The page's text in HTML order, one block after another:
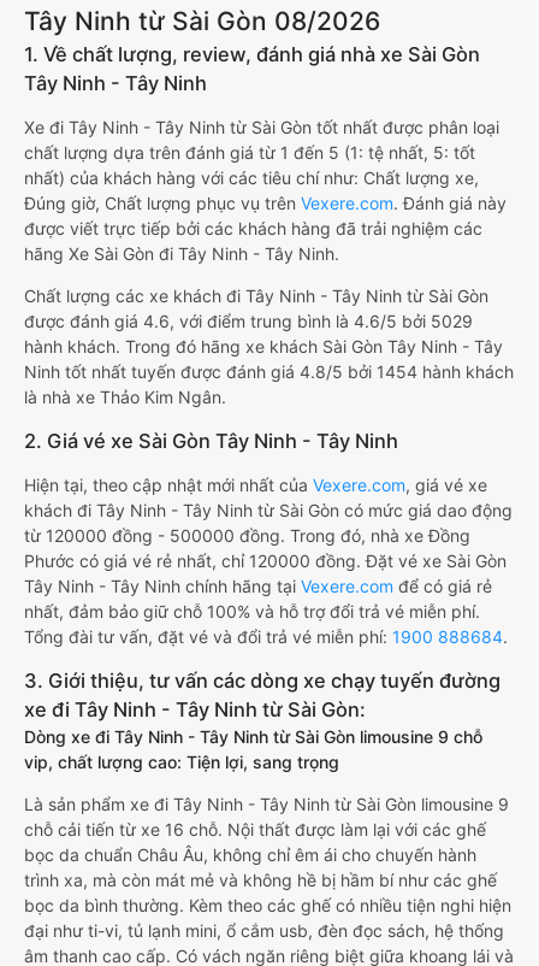
Tây Ninh từ Sài Gòn 08/2026
1. Về chất lượng, review, đánh giá nhà xe Sài Gòn
Tây Ninh - Tây Ninh
Xe đi Tây Ninh - Tây Ninh từ Sài Gòn tốt nhất được phân loại
chất lượng dựa trên đánh giá từ 1 đến 5 (1: tệ nhất, 5: tốt
nhất) của khách hàng với các tiêu chí như: Chất lượng xe,
Đúng giờ, Chất lượng phục vụ trên Vexere.com. Đánh giá này
được viết trực tiếp bởi các khách hàng đã trải nghiệm các
hãng Xe Sài Gòn đi Tây Ninh - Tây Ninh.
Chất lượng các xe khách đi Tây Ninh - Tây Ninh từ Sài Gòn
được đánh giá 4.6, với điểm trung bình là 4.6/5 bởi 5029
hành khách. Trong đó hãng xe khách Sài Gòn Tây Ninh - Tây
Ninh tốt nhất tuyến được đánh giá 4.8/5 bởi 1454 hành khách
là nhà xe Thảo Kim Ngân.
2. Giá vé xe Sài Gòn Tây Ninh - Tây Ninh
Hiện tại, theo cập nhật mới nhất của Vexere.com, giá vé xe
khách đi Tây Ninh - Tây Ninh từ Sài Gòn có mức giá dao động
từ 120000 đồng - 500000 đồng. Trong đó, nhà xe Đồng
Phước có giá vé rẻ nhất, chỉ 120000 đồng. Đặt vé xe Sài Gòn
Tây Ninh - Tây Ninh chính hãng tại Vexere.com để có giá rẻ
nhất, đảm bảo giữ chỗ 100% và hỗ trợ đổi trả vé miễn phí.
Tổng đài tư vấn, đặt vé và đổi trả vé miễn phí: 1900 888684.
3. Giới thiệu, tư vấn các dòng xe chạy tuyến đường
xe đi Tây Ninh - Tây Ninh từ Sài Gòn:
Dòng xe đi Tây Ninh - Tây Ninh từ Sài Gòn limousine 9 chỗ
vip, chất lượng cao: Tiện lợi, sang trọng
Là sản phẩm xe đi Tây Ninh - Tây Ninh từ Sài Gòn limousine 9
chỗ cải tiến từ xe 16 chỗ. Nội thất được làm lại với các ghế
bọc da chuẩn Châu Âu, không chỉ êm ái cho chuyến hành
trình xa, mà còn mát mẻ và không hề bị hầm bí như các ghế
bọc da bình thường. Kèm theo các ghế có nhiều tiện nghi hiện
đại như ti-vi, tủ lạnh mini, ổ cắm usb, đèn đọc sách, hệ thống
âm thanh cao cấp. Có vách ngăn riêng biệt giữa khoang lái và